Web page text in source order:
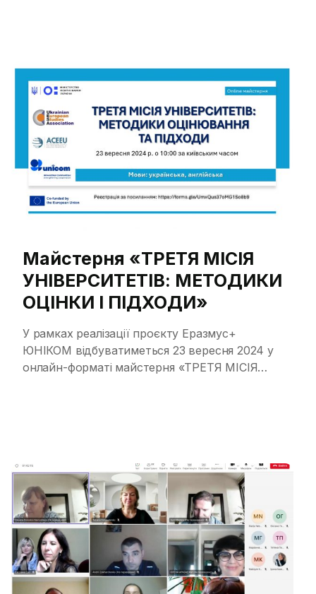
проводили у чотирьох регіонах світу
(Америка, Європа, […]
Майстерня «ТРЕТЯ МІСІЯ
УНІВЕРСИТЕТІВ: МЕТОДИКИ
ОЦІНКИ І ПІДХОДИ»
У рамках реалізації проєкту Еразмус+
ЮНІКОМ відбуватиметься 23 вересня 2024 у
онлайн-форматі майстерня «ТРЕТЯ МІСІЯ
діяльності. Захід організовується Українською
Асоціацією Європейських Студій (Україна),
Акредитаційною Радою підприємницьких та
суспільно-орієнтованих університетів (The
Accreditation Council for […]